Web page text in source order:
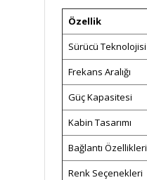
Özellik
Sürücü Teknolojisi
Frekans Aralığı
Güç Kapasitesi
Kabin Tasarımı
Bağlantı Özellikleri
Renk Seçenekleri